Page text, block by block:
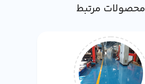
محصولات مرتبط